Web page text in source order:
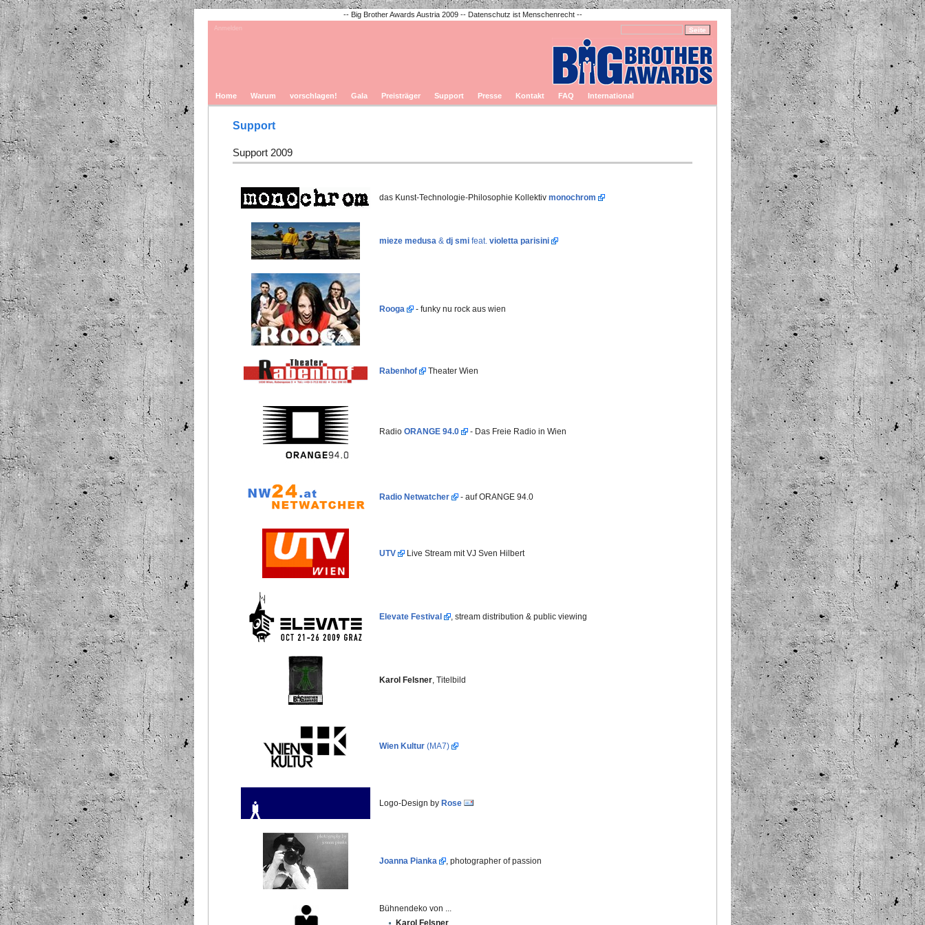
-- Big Brother Awards Austria 2009 -- Datenschutz ist Menschenrecht --
Anmelden
Home Warum vorschlagen! Gala Preisträger Support Presse Kontakt FAQ International
Support
Support 2009
das Kunst-Technologie-Philosophie Kollektiv monochrom
mieze medusa & dj smi feat. violetta parisini
Rooga - funky nu rock aus wien
Rabenhof Theater Wien
Radio ORANGE 94.0 - Das Freie Radio in Wien
Radio Netwatcher - auf ORANGE 94.0
UTV Live Stream mit VJ Sven Hilbert
Elevate Festival , stream distribution & public viewing
Karol Felsner, Titelbild
Wien Kultur (MA7)
Logo-Design by Rose
Joanna Pianka , photographer of passion
Bühnendeko von ...
Karol Felsner